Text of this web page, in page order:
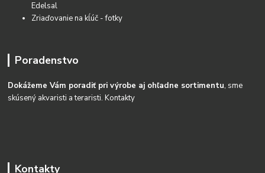
Edelsal
Zriaďovanie na kĺúč - fotky
Poradenstvo
Dokážeme Vám poradiť pri výrobe aj ohľadne sortimentu, sme
skúsený akvaristi a teraristi.Kontakty
Kontakty